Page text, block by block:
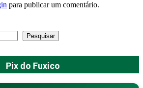
para publicar um comentário.
Pesquisar
Pix do Fuxico